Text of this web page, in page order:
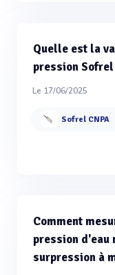
Quelle est la
pression Sofrel
Le 17/06/2025
Sofrel CNPA
Comment
pression d'eau
surpression à